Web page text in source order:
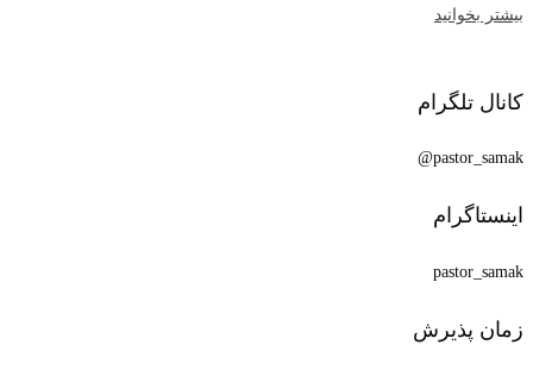
بیشتر بخوانید
کانال تلگرام
pastor_samak@
اینستاگرام
pastor_samak
زمان پذیرش